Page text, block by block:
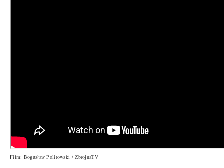
Film: Bogusław Politowski / ZbrojnaTV